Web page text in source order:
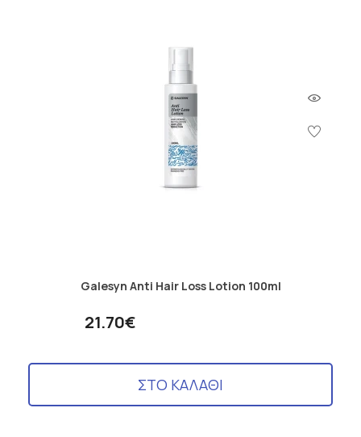
Galesyn Anti Hair Loss Lotion 100ml
21.70€
ΣΤΟ ΚΑΛΑΘΙ